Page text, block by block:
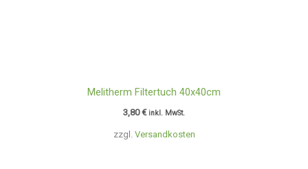
zzgl. Versandkosten
Melitherm Filtertuch 40x40cm
3,80€ inkl. MwSt.